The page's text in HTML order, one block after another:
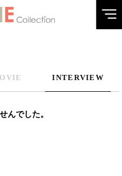
INTERVIEW
んでした。